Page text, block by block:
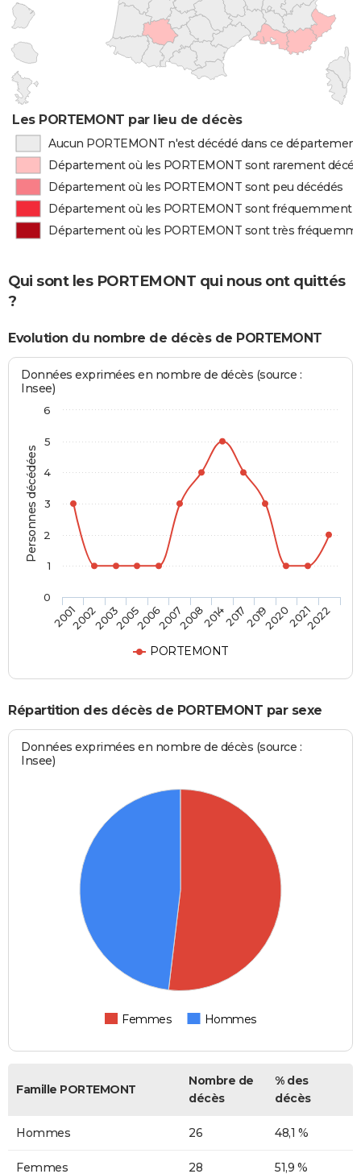
Les PORTEMONT par lieu de décès
Aucun PORTEMONT n'est décédé dans ce département
Département où les PORTEMONT sont rarement
Département où les PORTEMONT sont peu décédés
Département où les PORTEMONT sont fréquemment
Département où les PORTEMONT sont très
Qui sont les PORTEMONT qui nous ont quittés
?
Evolution du nombre de décès de PORTEMONT
Personnes décédées
Données exprimées en nombre de décès (source :
Insee)
PORTEMONT
2001200220032005200620072008201420172019202020212022
0
1
2
3
4
5
6
Répartition des décès de PORTEMONT par sexe
Données exprimées en nombre de décès (source :
Insee)
Femmes Hommes
Famille PORTEMONT
Nombre de
décès
% des
décès
Hommes 26 48,1 %
Femmes 28 51,9 %